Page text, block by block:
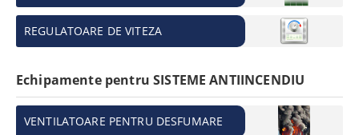
REGULATOARE DE VITEZA
Echipamente pentru SISTEME ANTIINCENDIU
VENTILATOARE PENTRU DESFUMARE